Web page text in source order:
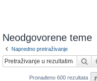
Neodgovorene teme
Napredno pretraživanje
Pronađeno 600 rezultata